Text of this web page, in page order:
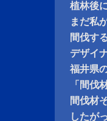
植林後
まだ私
間伐す
デザイ
福井県
「間伐
間伐材
したが